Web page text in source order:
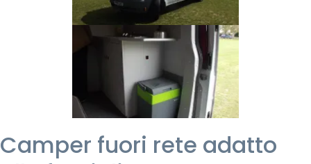
Camper fuori rete adatto